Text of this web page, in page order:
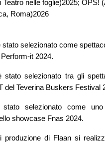
Teatro nelle foglie)2025; OPS!
Roma)2026
stato selezionato come
it 2024.
stato selezionato tra gli
del Teverina Buskers Festival
selezionato come uno
showcase Fnas 2024.
produzione di Flaan si